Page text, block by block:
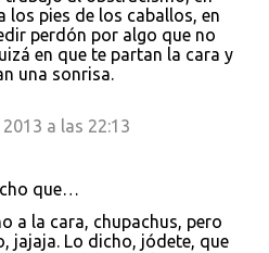
los pies de los caballos, en
perdón por algo que no
en que te partan la cara y
una sonrisa.
a las 22:13
que…
a la cara, chupachus, pero
jajaja. Lo dicho, jódete, que